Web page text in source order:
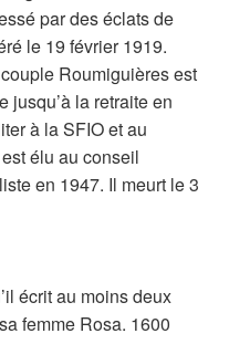
par des éclats de
le 19 février 1919.
Roumiguières est
jusqu’à la retraite en
à la SFIO et au
élu au conseil
en 1947. Il meurt le 3
écrit au moins deux
femme Rosa. 1600